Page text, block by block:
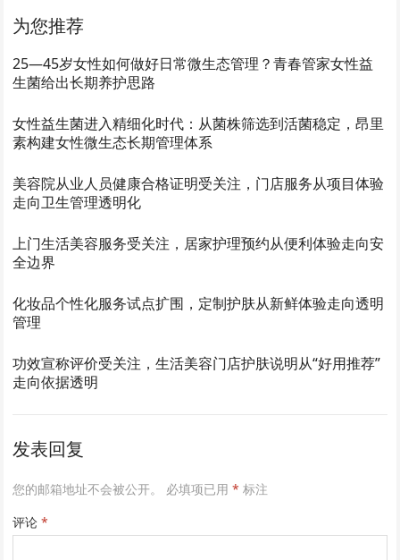
为您推荐
25—45岁女性如何做好日常微生态管理？青春管家女性益
生菌给出长期养护思路
女性益生菌进入精细化时代：从菌株筛选到活菌稳定，昂里
素构建女性微生态长期管理体系
美容院从业人员健康合格证明受关注，门店服务从项目体验
走向卫生管理透明化
上门生活美容服务受关注，居家护理预约从便利体验走向安
全边界
化妆品个性化服务试点扩围，定制护肤从新鲜体验走向透明
管理
功效宣称评价受关注，生活美容门店护肤说明从“好用推荐”
走向依据透明
发表回复
您的邮箱地址不会被公开。 必填项已用* 标注
评论*